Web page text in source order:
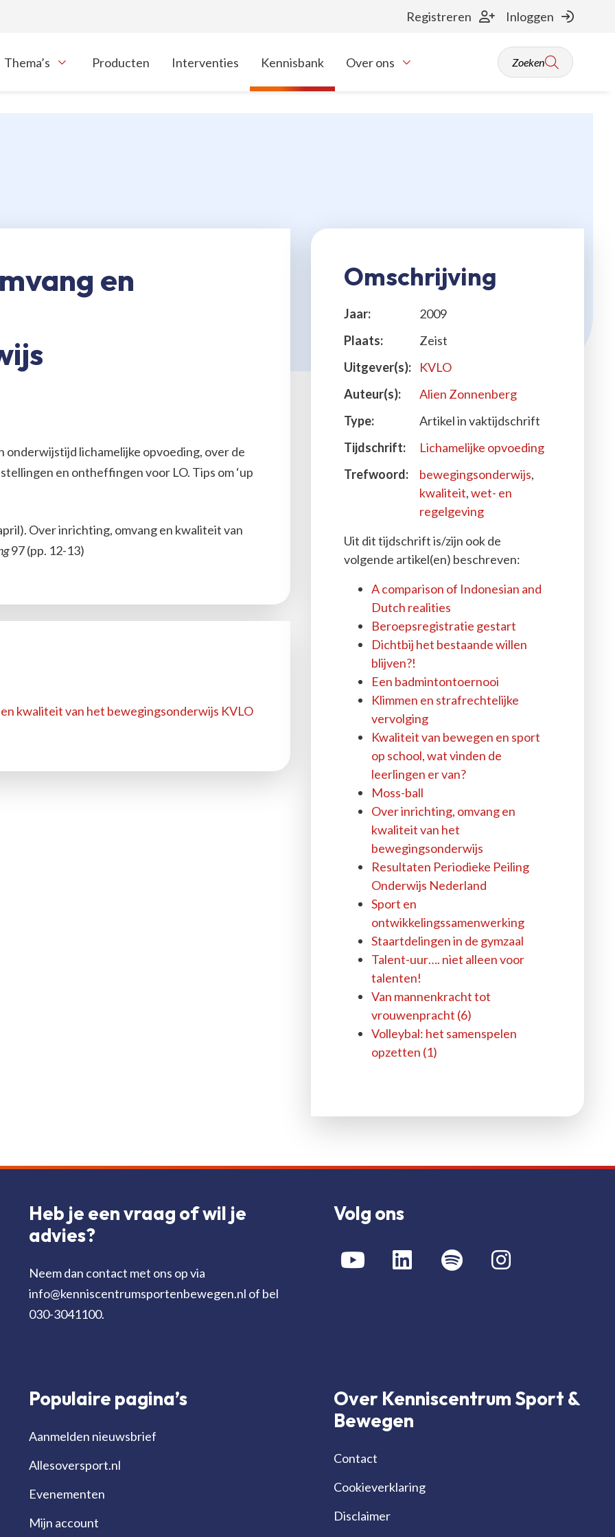
Registreren Inloggen
Thema’s
Toon onderliggende navigatie items
Producten Interventies Kennisbank Over ons
Toon onderliggende navigatie items
Zoeken
en
lichamelijke opvoeding, over de
en ontheffingen voor LO. Tips om ‘up
Over inrichting, omvang en kwaliteit van
97 (pp. 12-13)
kwaliteit van het bewegingsonderwijs KVLO
Omschrijving
Jaar:
2009
Plaats:
Zeist
Uitgever(s):
KVLO
Auteur(s):
Alien Zonnenberg
Type:
Artikel in vaktijdschrift
Tijdschrift:
Lichamelijke opvoeding
Trefwoord:
bewegingsonderwijs,
kwaliteit,wet- en
regelgeving
Uit dit tijdschrift is/zijn ook de
volgende artikel(en) beschreven:
A comparison of Indonesian and
Dutch realities
Beroepsregistratie gestart
Dichtbij het bestaande willen
blijven?!
Een badmintontoernooi
Klimmen en strafrechtelijke
vervolging
Kwaliteit van bewegen en sport
op school, wat vinden de
leerlingen er van?
Moss-ball
Over inrichting, omvang en
kwaliteit van het
bewegingsonderwijs
Resultaten Periodieke Peiling
Onderwijs Nederland
Sport en
ontwikkelingssamenwerking
Staartdelingen in de gymzaal
Talent-uur…. niet alleen voor
talenten!
Van mannenkracht tot
vrouwenpracht (6)
Volleybal: het samenspelen
opzetten (1)
Heb je een vraag of wil je
advies?
Neem dan contact met ons op via
info@kenniscentrumsportenbewegen.nl of bel
030-3041100.
Volg ons
Populaire pagina’s
Aanmelden nieuwsbrief
Allesoversport.nl
Evenementen
Mijn account
Over Kenniscentrum Sport &
Bewegen
Contact
Cookieverklaring
Disclaimer